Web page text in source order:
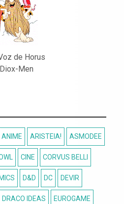
ANIME ARISTEIA! ASMODEE
CINE CORVUS BELLI
D&D DC DEVIR
DRACO IDEAS EUROGAME